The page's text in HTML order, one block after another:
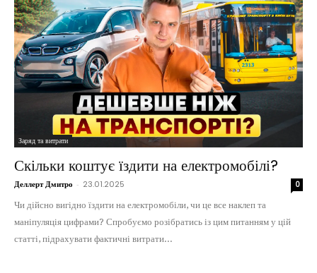
Заряд та витрати
Скільки коштує їздити на електромобілі?
Деллерт Дмитро - 23.01.2025
0
Чи дійсно вигідно їздити на електромобіли, чи це все наклеп та
маніпуляція цифрами? Спробуємо розібратись із цим питанням у цій
статті, підрахувати фактичні витрати...